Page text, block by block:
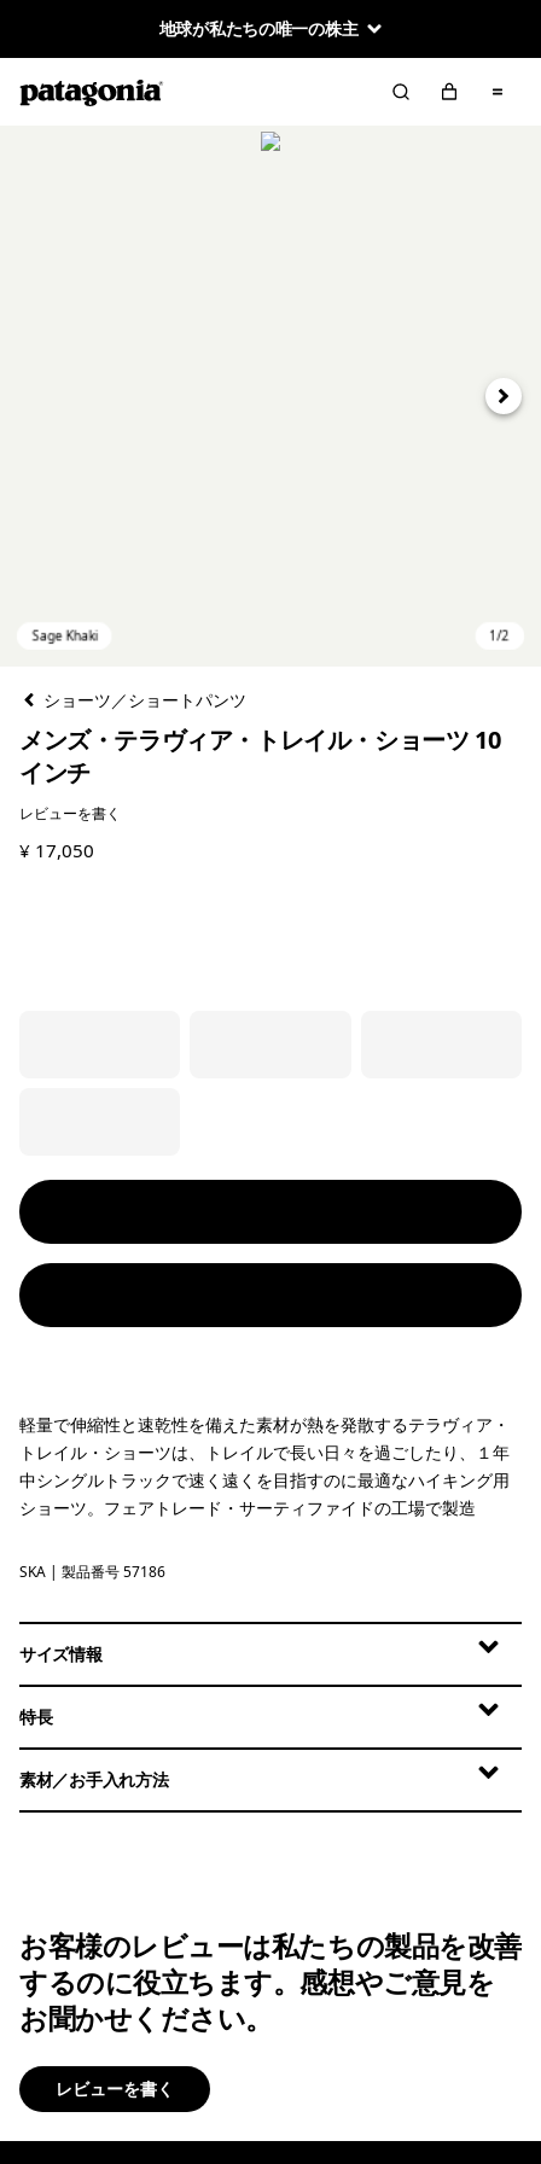
地球が私たちの唯一の株主
次へ
ショーツ／ショートパンツ
メンズ・テラヴィア・トレイル・ショーツ 10
インチ
レビューを書く
¥ 17,050
軽量で伸縮性と速乾性を備えた素材が熱を発散するテラヴィア・
トレイル・ショーツは、トレイルで長い日々を過ごしたり、１年
中シングルトラックで速く遠くを目指すのに最適なハイキング用
ショーツ。フェアトレード・サーティファイドの工場で製造
Sage Khaki
SKA | 製品番号 57186
サイズ情報
特長
素材／お手入れ方法
お客様のレビューは私たちの製品を改善
するのに役立ちます。感想やご意見を
お聞かせください。
レビューを書く